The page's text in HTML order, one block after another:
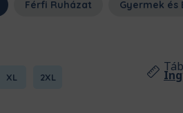
Férfi Ruházat Gyermek és
XL 2XL